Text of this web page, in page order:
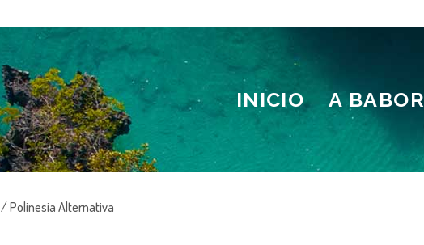
INICIO A BABOR
/ Polinesia Alternativa